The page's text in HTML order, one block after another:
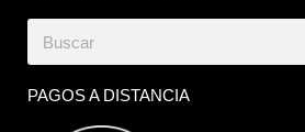
PAGOS A DISTANCIA